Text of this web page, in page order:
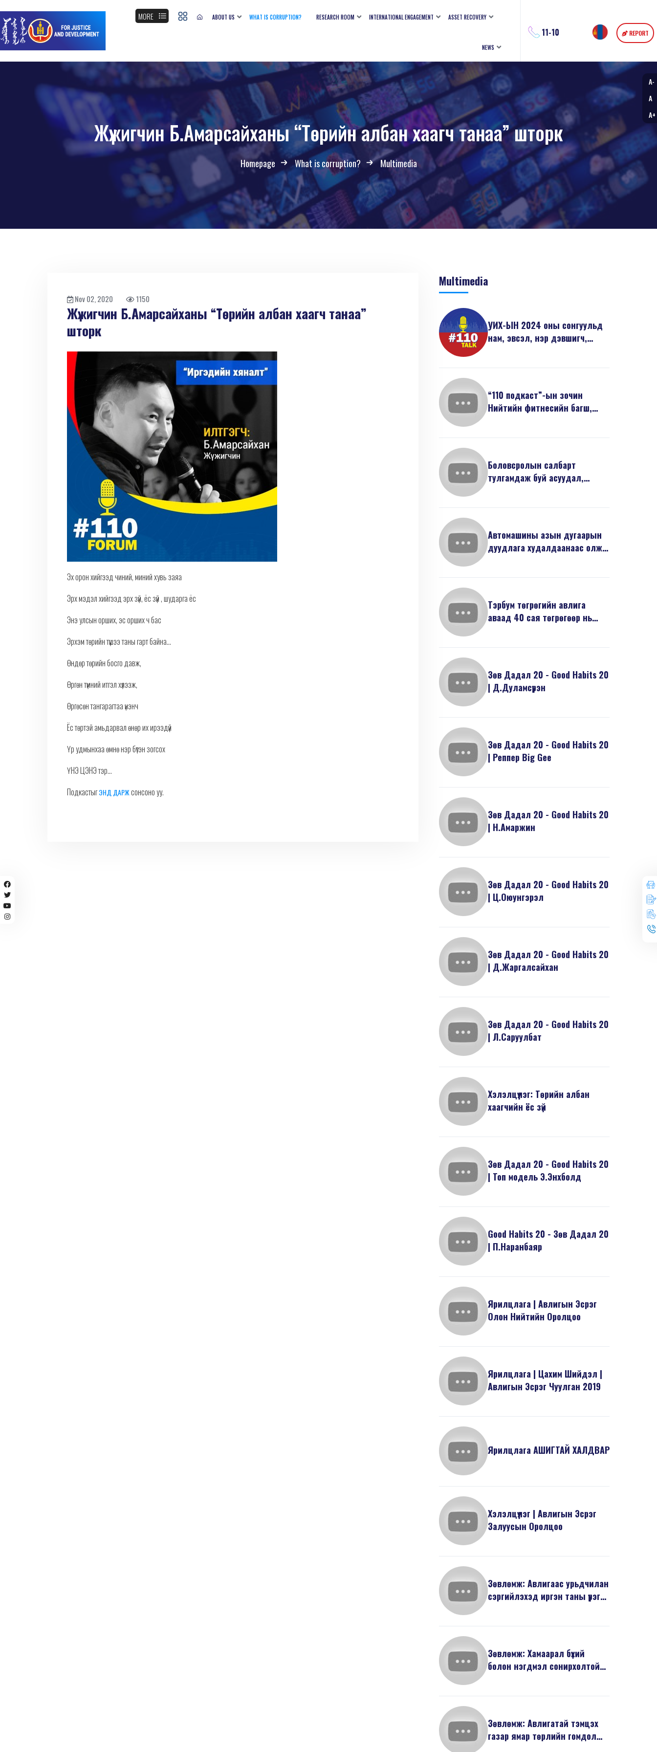
MORE ABOUT US WHAT IS CORRUPTION? RESEARCH ROOM INTERNATIONAL ENGAGEMENT ASSET RECOVERY
NEWS
11-10 REPORT
Жүжигчин Б.Амарсайханы “Төрийн албан хаагч танаа” шторк
Homepage What is corruption? Multimedia
Nov 02, 2020 1150
Жүжигчин Б.Амарсайханы “Төрийн албан хаагч танаа”
шторк
Эх орон хийгээд чиний, миний хувь заяа
Эрх мэдэл хийгээд эрх зүй, ёс зүй , шударга ёс
Энэ улсын орших, эс орших ч бас
Эрхэм төрийн түшээ таны гарт байна...
Өндөр төрийн босго давж,
Өргөн түмний итгэл хүлээж,
Өргөсөн тангарагтаа үнэнч
Ёс төртэй амьдарвал өнөр их ирээдүй
Үр удмынхаа өмнө нэр бүтэн зогсох
ҮНЭ ЦЭНЭ тэр...
ПодкастыгЭНД ДАРЖсонсоно уу.
Multimedia
УИХ-ЫН 2024 оны сонгуульд
нам, эвсэл, нэр дэвшигч,
“110 подкаст”-ын зочин
Нийтийн фитнесийн багш,
Боловсролын салбарт
тулгамдаж буй асуудал,
Автомашины азын дугаарын
дуудлага худалдаанаас олж
Тэрбум төгрөгийн авлига
аваад 40 сая төгрөгөөр нь
Зөв Дадал 20 - Good Habits 20
| Д.Дуламсүрэн
Зөв Дадал 20 - Good Habits 20
| Реппер Big Gee
Зөв Дадал 20 - Good Habits 20
| Н.Амаржин
Зөв Дадал 20 - Good Habits 20
| Ц.Оюунгэрэл
Зөв Дадал 20 - Good Habits 20
| Д.Жаргалсайхан
Зөв Дадал 20 - Good Habits 20
| Л.Саруулбат
Хэлэлцүүлэг: Төрийн албан
хаагчийн ёс зүй
Зөв Дадал 20 - Good Habits 20
| Топ модель Э.Энхболд
Good Habits 20 - Зөв Дадал 20
| П.Наранбаяр
Ярилцлага | Авлигын Эсрэг
Олон Нийтийн Оролцоо
Ярилцлага | Цахим Шийдэл |
Авлигын Эсрэг Чуулган 2019
Ярилцлага АШИГТАЙ ХАЛДВАР
Хэлэлцүүлэг | Авлигын Эсрэг
Залуусын Оролцоо
Зөвлөмж: Авлигаас урьдчилан
сэргийлэхэд иргэн таны үүрэг
Зөвлөмж: Хамаарал бүхий
болон нэгдмэл сонирхолтой
Зөвлөмж: Авлигатай тэмцэх
газар ямар төрлийн гомдол
A-
A
A+